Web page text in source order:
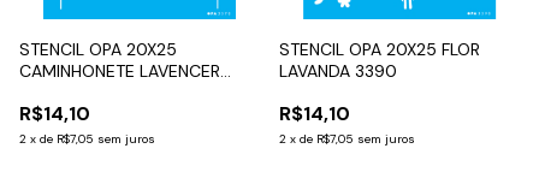
STENCIL OPA 20X25
CAMINHONETE LAVENCER
R$14,10
2 x de R$7,05 sem juros
STENCIL OPA 20X25 FLOR
LAVANDA 3390
R$14,10
2 x de R$7,05 sem juros